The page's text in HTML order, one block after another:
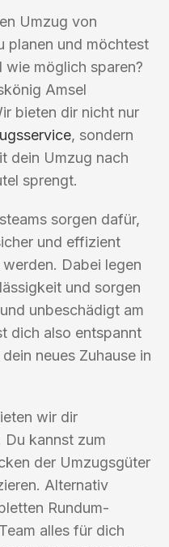
Umzug von
planen und möchtest
wie möglich sparen?
Amsel
bieten dir nicht nur
, sondern
dein Umzug nach
sprengt.
sorgen dafür,
und effizient
Dabei legen
und sorgen
unbeschädigt am
dich also entspannt
neues Zuhause in
wir dir
Du kannst zum
der Umzugsgüter
Alternativ
Rundum-
alles für dich